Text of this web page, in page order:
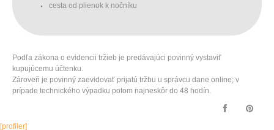
cesta od plienok k nočníku
Podľa zákona o evidencii tržieb je predávajúci povinný vystaviť
kupujúcemu účtenku.
Zároveň je povinný zaevidovať prijatú tržbu u správcu dane online; v
prípade technického výpadku potom najneskôr do 48 hodín.
[profiler]